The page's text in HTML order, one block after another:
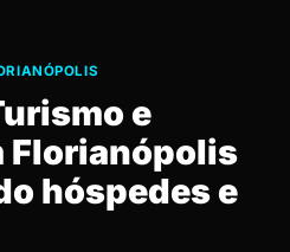
e
Florianópolis
hóspedes e